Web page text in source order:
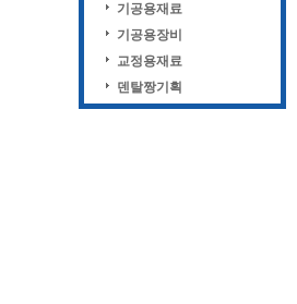
기공용재료
기공용장비
교정용재료
덴탈짱기획